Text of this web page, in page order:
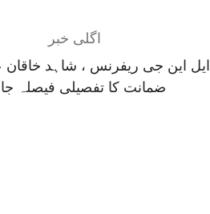
اگلی خبر
ایل این جی ریفرنس ، شاہد
ضمانت کا تفصیلی فیصلہ